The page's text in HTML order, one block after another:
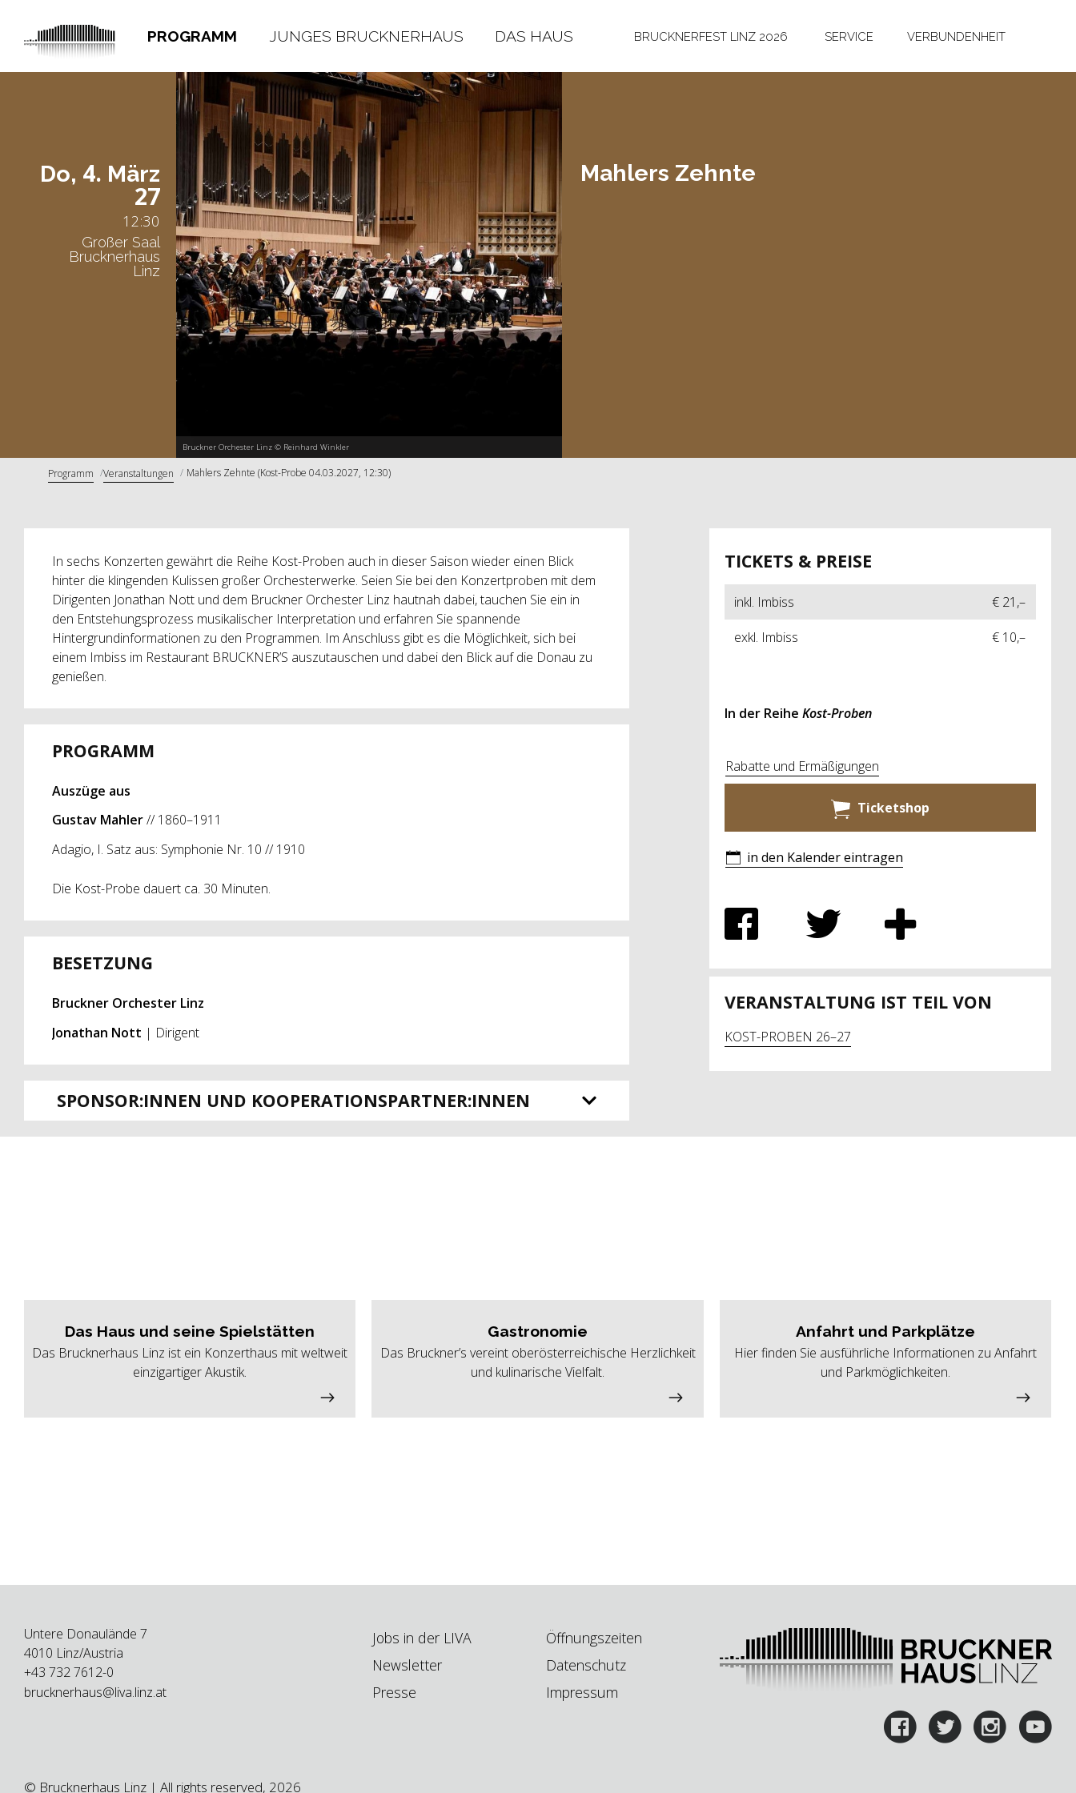
PROGRAMM JUNGES BRUCKNERHAUS DAS HAUS BRUCKNERFEST LINZ 2026 SERVICE VERBUNDENHEIT
Bruckner Orchester Linz © Reinhard Winkler
Do, 4. März
27
12:30
Großer Saal
Brucknerhaus
Linz
Mah­lers Zehn­te
Programm Veranstaltungen Mahlers Zehnte (Kost-Probe 04.03.2027, 12:30)
In sechs Konzerten gewährt die Reihe Kost-Proben auch in dieser Saison wieder einen Blick
hinter die klingenden Kulissen großer Orchesterwerke. Seien Sie bei den Konzertproben mit dem
Dirigenten Jonathan Nott und dem Bruckner Orchester Linz hautnah dabei, tauchen Sie ein in
den Entstehungsprozess musikalischer Interpretation und erfahren Sie spannende
Hintergrundinformationen zu den Programmen. Im Anschluss gibt es die Möglichkeit, sich bei
einem Imbiss im Restaurant BRUCKNER’S auszutauschen und dabei den Blick auf die Donau zu
genießen.
PROGRAMM
Auszüge aus
Gustav Mahler// 1860–1911
Adagio, I. Satz aus: Symphonie Nr. 10 // 1910
Die Kost-Probe dauert ca. 30 Minuten.
BESETZUNG
Bruckner Orchester Linz
Jonathan Nott | Dirigent
SPONSOR:INNEN UND KOOPERATIONSPARTNER:INNEN
TICKETS & PREISE
inkl. Imbiss
€ 21,–
exkl. Imbiss
€ 10,–
In der Reihe Kost-Proben
Rabatte und Ermäßigungen
Ticketshop
in den Kalender eintragen
VERANSTALTUNG IST TEIL VON
KOST-PROBEN 26–27
Das Haus und seine Spielstätten
Das Brucknerhaus Linz ist ein Konzerthaus mit weltweit
einzigartiger Akustik.
Gastronomie
Das Bruckner’s vereint oberösterreichische Herzlichkeit
und kulinarische Vielfalt.
Anfahrt und Parkplätze
Hier finden Sie ausführliche Informationen zu Anfahrt
und Parkmöglichkeiten.
Untere Donaulände 7
4010 Linz/Austria
+43 732 7612-0
brucknerhaus@liva.linz.at
Jobs in der LIVA
Newsletter
Presse
Öffnungszeiten
Datenschutz
Impressum
© Brucknerhaus Linz | All rights reserved, 2026